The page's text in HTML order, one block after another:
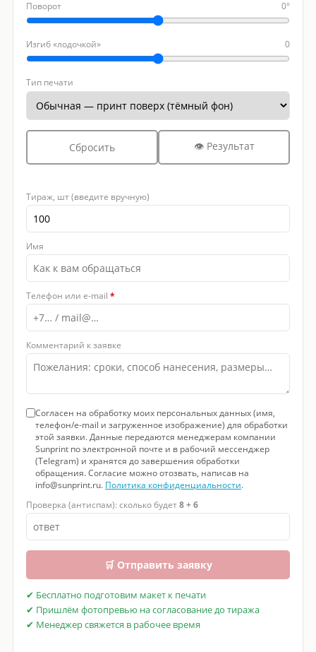
Поворот 0°
Изгиб «лодочкой» 0
Тип печати
Сбросить 👁 Результат
Тираж, шт (введите вручную)
Имя
Телефон или e-mail *
Комментарий к заявке
Согласен на обработку моих персональных данных (имя,
телефон/e-mail и загруженное изображение) для обработки
этой заявки. Данные передаются менеджерам компании
Sunprint по электронной почте и в рабочий мессенджер
(Telegram) и хранятся до завершения обработки
обращения. Согласие можно отозвать, написав на
info@sunprint.ru. Политика конфиденциальности.
Проверка (антиспам): сколько будет8 + 6
🛒 Отправить заявку
✔ Бесплатно подготовим макет к печати
✔ Пришлём фотопревью на согласование до тиража
✔ Менеджер свяжется в рабочее время